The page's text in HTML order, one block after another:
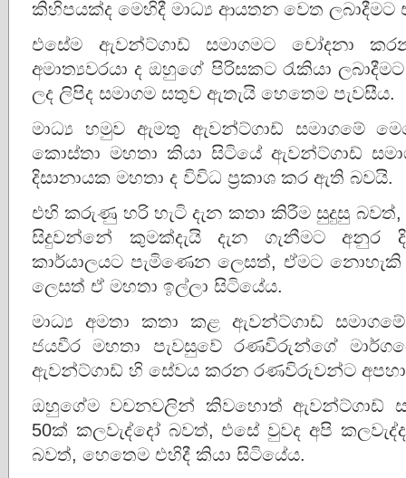
කිහිපයක්ද මෙහිදී මාධ්‍ය ආයතන වෙත ලබාදීමට
එසේම ඇවන්ට්ගාඩ් සමාගමට චෝදනා
අමාත්‍යවරයා ද ඔහුගේ පිරිසකට රැකියා
ලද ලිපිද සමාගම සතුව ඇතැයි හෙතෙම පැවසීය.
මාධ්‍ය හමුව ඇමතු ඇවන්ට්ගාඩ් සමාගමේ
කොස්තා මහතා කියා සිටියේ ඇවන්ට්ගාඩ්
දිසානායක මහතා ද විවිධ ප්‍රකාශ කර ඇති බවයි.
එහි කරුණු හරි හැටි දැන කතා කිරීම සුදුසු
සිදුවන්නේ කුමක්දැයි දැන ගැනීමට අනුර
කාර්යාලයට පැමිණෙන ලෙසත්, ඒමට
ලෙසත් ඒ මහතා ඉල්ලා සිටියේය.
මාධ්‍ය අමතා කතා කළ ඇවන්ට්ගාඩ්
ජයවීර මහතා පැවසුවේ රණවිරුන්ගේ
ඇවන්ට්ගාඩ් හි සේවය කරන රණවිරුවන්ට
ඔහුගේම වචනවලින් කිවහොත් ඇවන්ට්ගාඩ්
50ක් කලවැද්දෝ බවත්, එසේ වුවද අපි
බවත්, හෙතෙම එහිදී කියා සිටියේය.